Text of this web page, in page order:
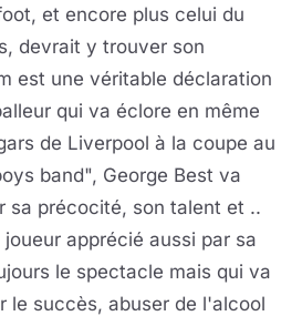
et encore plus celui du
devrait y trouver son
est une véritable déclaration
qui va éclore en même
de Liverpool à la coupe au
band", George Best va
sa précocité, son talent et ..
apprécié aussi par sa
le spectacle mais qui va
le succès, abuser de l'alcool